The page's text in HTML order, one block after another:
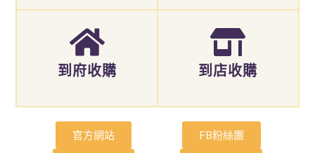
到府收購 到店收購
官方網站 FB粉絲團